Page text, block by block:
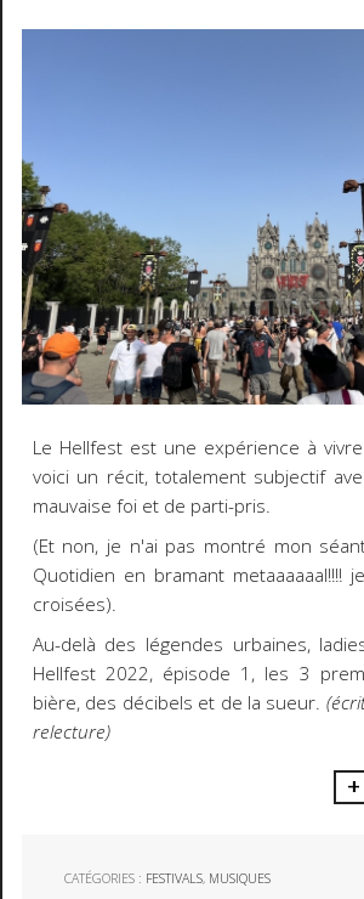
Le Hellfest est une expérience à
voici un récit, totalement subjectif
mauvaise foi et de parti-pris.
(Et non, je n'ai pas montré mon
Quotidien en bramant metaaaaaal!!!!
croisées).
Au-delà des légendes urbaines,
Hellfest 2022, épisode 1, les 3
bière, des décibels et de la sueur.
relecture)
CATÉGORIES : FESTIVALS, MUSIQUES